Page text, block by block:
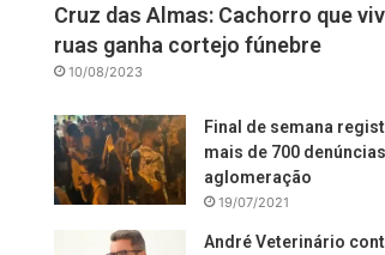
Cruz das Almas: Cachorro que
ruas ganha cortejo fúnebre
10/08/2023
Final de semana
mais de 700
aglomeração
19/07/2021
André Veterinário